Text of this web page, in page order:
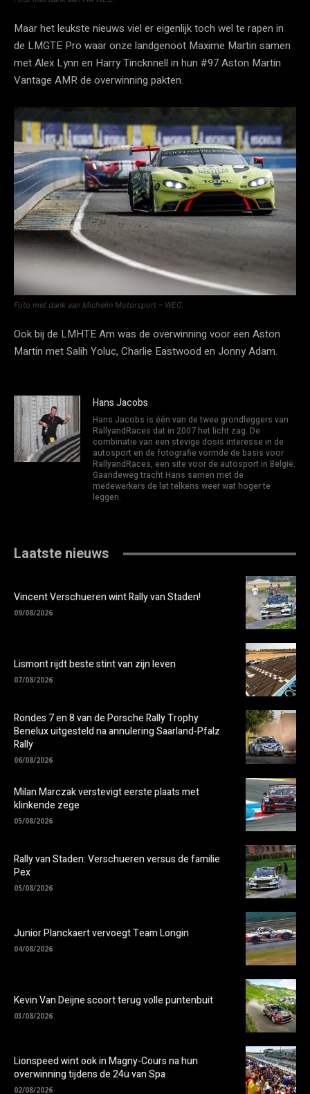
Maar het leukste nieuws viel er eigenlijk toch wel te rapen in
de LMGTE Pro waar onze landgenoot Maxime Martin samen
met Alex Lynn en Harry Tincknnell in hun #97 Aston Martin
Vantage AMR de overwinning pakten.
Foto met dank aan Michelin Motorsport – WEC.
Ook bij de LMHTE Am was de overwinning voor een Aston
Martin met Salih Yoluc, Charlie Eastwood en Jonny Adam.
Hans Jacobs
Hans Jacobs is één van de twee grondleggers van
RallyandRaces dat in 2007 het licht zag. De
combinatie van een stevige dosis interesse in de
autosport en de fotografie vormde de basis voor
RallyandRaces, een site voor de autosport in België.
Gaandeweg tracht Hans samen met de
medewerkers de lat telkens weer wat hoger te
leggen.
Laatste nieuws
Vincent Verschueren wint Rally van Staden!
09/08/2026
Lismont rijdt beste stint van zijn leven
07/08/2026
Rondes 7 en 8 van de Porsche Rally Trophy
Benelux uitgesteld na annulering Saarland-Pfalz
Rally
06/08/2026
Milan Marczak verstevigt eerste plaats met
klinkende zege
05/08/2026
Rally van Staden: Verschueren versus de familie
Pex
05/08/2026
Junior Planckaert vervoegt Team Longin
04/08/2026
Kevin Van Deijne scoort terug volle puntenbuit
03/08/2026
Lionspeed wint ook in Magny-Cours na hun
overwinning tijdens de 24u van Spa
02/08/2026